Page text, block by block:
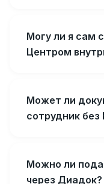
Могу ли я сам
Центром
Может ли
сотрудник без
Можно ли
через Диадок?